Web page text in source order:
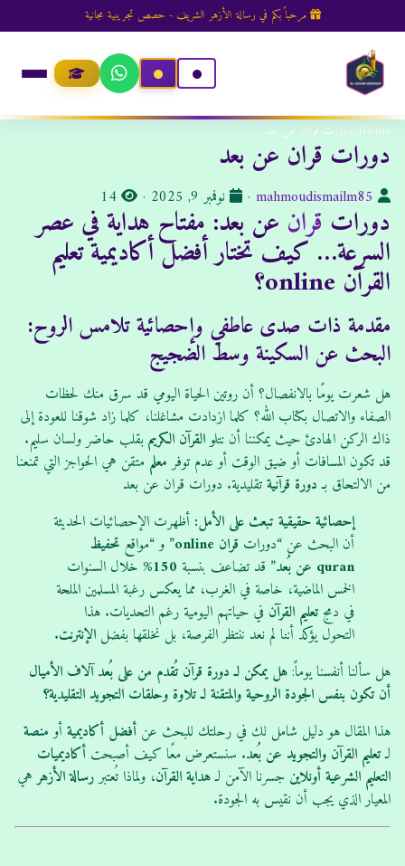
مرحباً بكم في رسالة الأزهر الشريف - حصص تجريبية مجانية
Home دورات قران عن بعد
دورات قران عن بعد
ل
ك
ا
ت
:
mahmoudismailm85
·
ت
ي
ل
ن
ر
:
نوفمبر 9, 2025 ·
ا
ل
م
ش
د
:
14
دورات قران عن بعد: مفتاح هداية في عصر
السرعة… كيف تختار أفضل أكاديمية تعليم
القرآن online؟
مقدمة ذات صدى عاطفي وإحصائية تلامس الروح:
البحث عن السكينة وسط الضجيج
هل شعرت يومًا بالانفصال؟ أن روتين الحياة اليومي قد سرق منك لحظات
الصفاء والاتصال بكتاب الله؟ كلما ازدادت مشاغلنا، كلما زاد شوقنا للعودة إلى
ذاك الركن الهادئ حيث يمكننا أن نتلوالقرآن الكريمبقلب حاضر ولسان سليم.
قد تكون المسافات أو ضيق الوقت أو عدم توفرمعلم متقن هي الحواجز التي تمنعنا
من الالتحاق بـدورة قرآنيةتقليدية. دورات قران عن بعد
إحصائية حقيقية تبعث على الأمل: أظهرت الإحصائيات الحديثة
أن البحث عن “دورات قران online” و “مواقع تحفيظ
quran عن بُعد” قد تضاعف بنسبة 150%
خلال السنوات
الخمس الماضية، خاصة في الغرب، مما يعكس رغبة المسلمين الملحة
في دمجتعليم القرآن في حياتهم اليومية رغم التحديات. هذا
التحول يؤكد أننا لم نعد ننتظر الفرصة، بل نخلقها بفضل الإنترنت.
هل سألنا أنفسنا يوماً:هل يمكن لـ دورة قرآن تُقدم من على بُعد آلاف الأميال
أن تكون بنفس الجودة الروحية والمتقنة لـ تلاوة وحلقات التجويد التقليدية؟
هذا المقال هو دليل شامل لك في رحلتك للبحث عن أفضل أكاديميةأومنصة
لـتعليم القرآن والتجويد عن بُعد. سنستعرض معًا كيف أصبحت أكاديميات
التعليم الشرعيةأونلاين جسرنا الآمن لـهدايةالقرآن، ولماذا تُعتبررسالة الأزهرهي
المعيار الذي يجب أن نقيس به الجودة.